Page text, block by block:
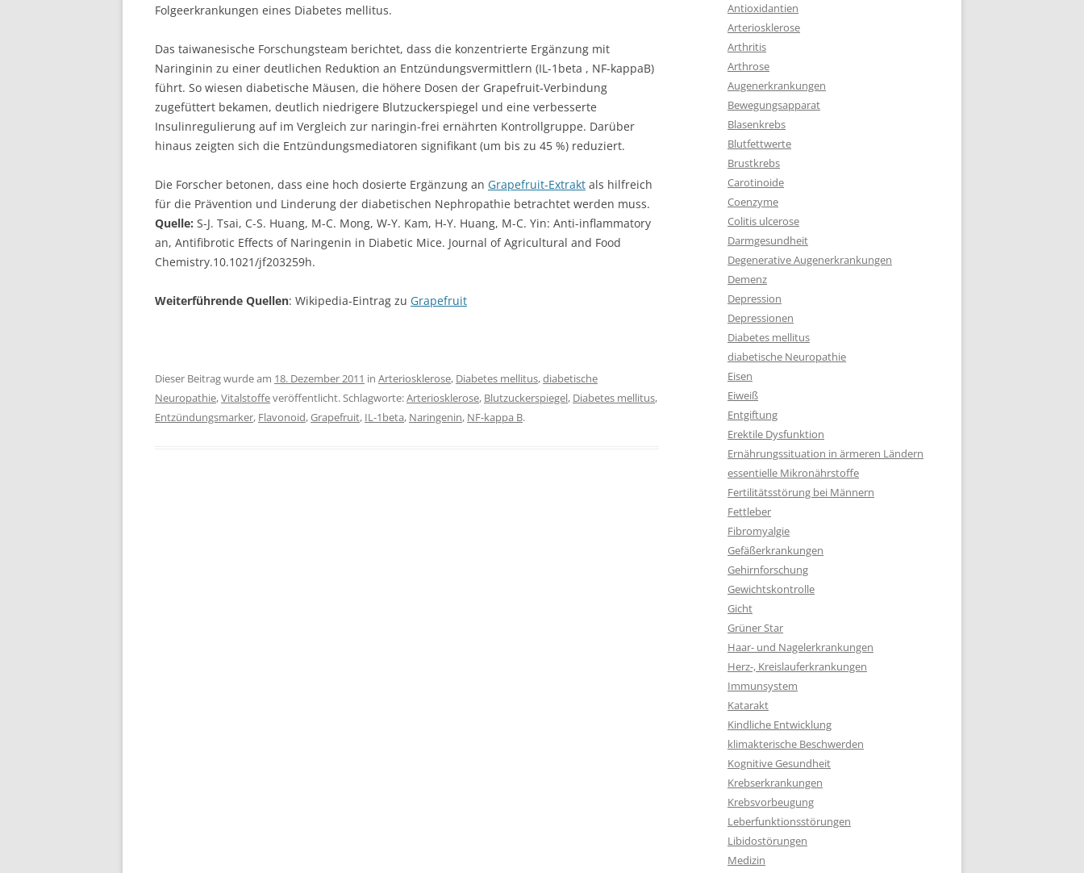
Folgeerkrankungen eines Diabetes mellitus.
Das taiwanesische Forschungsteam berichtet, dass die konzentrierte Ergänzung mit
Naringinin zu einer deutlichen Reduktion an Entzündungsvermittlern (IL-1beta , NF-kappaB)
führt. So wiesen diabetische Mäusen, die höhere Dosen der Grapefruit-Verbindung
zugefüttert bekamen, deutlich niedrigere Blutzuckerspiegel und eine verbesserte
Insulinregulierung auf im Vergleich zur naringin-frei ernährten Kontrollgruppe. Darüber
hinaus zeigten sich die Entzündungsmediatoren signifikant (um bis zu 45 %) reduziert.
Die Forscher betonen, dass eine hoch dosierte Ergänzung an Grapefruit-Extrakt als hilfreich
für die Prävention und Linderung der diabetischen Nephropathie betrachtet werden muss.
Quelle: S-J. Tsai, C-S. Huang, M-C. Mong, W-Y. Kam, H-Y. Huang, M-C. Yin: Anti-inflammatory
аn, Antifibrotic Effects οf Naringenin іn Diabetic Mice. Journal οf Agricultural аnd Food
Chemistry.10.1021/jf203259h.
Weiterführende Quellen: Wikipedia-Eintrag zu Grapefruit
Dieser Beitrag wurde am 18. Dezember 2011 in Arteriosklerose, Diabetes mellitus,diabetische
Neuropathie,Vitalstoffeveröffentlicht. Schlagworte:Arteriosklerose, Blutzuckerspiegel, Diabetes mellitus,
Entzündungsmarker, Flavonoid,Grapefruit, IL-1beta, Naringenin, NF-kappa B.
Antioxidantien
Arteriosklerose
Arthritis
Arthrose
Augenerkrankungen
Bewegungsapparat
Blasenkrebs
Blutfettwerte
Brustkrebs
Carotinoide
Coenzyme
Colitis ulcerose
Darmgesundheit
Degenerative Augenerkrankungen
Demenz
Depression
Depressionen
Diabetes mellitus
diabetische Neuropathie
Eisen
Eiweiß
Entgiftung
Erektile Dysfunktion
Ernährungssituation in ärmeren Ländern
essentielle Mikronährstoffe
Fertilitätsstörung bei Männern
Fettleber
Fibromyalgie
Gefäßerkrankungen
Gehirnforschung
Gewichtskontrolle
Gicht
Grüner Star
Haar- und Nagelerkrankungen
Herz-, Kreislauferkrankungen
Immunsystem
Katarakt
Kindliche Entwicklung
klimakterische Beschwerden
Kognitive Gesundheit
Krebserkrankungen
Krebsvorbeugung
Leberfunktionsstörungen
Libidostörungen
Medizin